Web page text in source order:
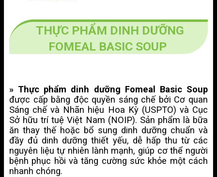
THỰC PHẨM DINH DƯỠNG
FOMEAL BASIC SOUP
» Thực phẩm dinh dưỡng Fomeal Basic Soup
được cấp bằng độc quyền sáng chế bởi Cơ quan
Sáng chế và Nhãn hiệu Hoa Kỳ (USPTO) và Cục
Sở hữu trí tuệ Việt Nam (NOIP). Sản phẩm là bữa
ăn thay thế hoặc bổ sung dinh dưỡng chuẩn và
đầy đủ dinh dưỡng thiết yếu, dễ hấp thu từ các
nguyên liệu tự nhiên lành mạnh, giúp cơ thể người
bệnh phục hồi và tăng cường sức khỏe một cách
nhanh chóng.